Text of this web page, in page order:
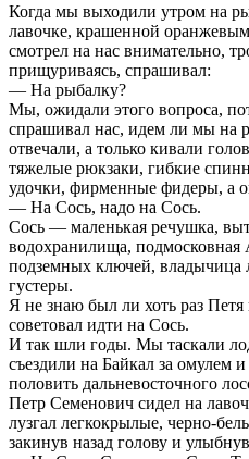
Когда мы выходили утром на
лавочке, крашенной
смотрел на нас внимательно,
прищуриваясь, спрашивал:
— На рыбалку?
Мы, ожидали этого вопроса,
спрашивал нас, идем ли мы на
отвечали, а только кивали
тяжелые рюкзаки, гибкие
удочки, фирменные фидеры, а
— На Сось, надо на Сось.
Сось — маленькая речушка,
водохранилища, подмосковная
подземных ключей, владычица
густеры.
Я не знаю был ли хоть раз
советовал идти на Сось.
И так шли годы. Мы таскали
съездили на Байкал за омулем
половить дальневосточного
Петр Семенович сидел на
лузгал легкокрылые, черно-
закинув назад голову и